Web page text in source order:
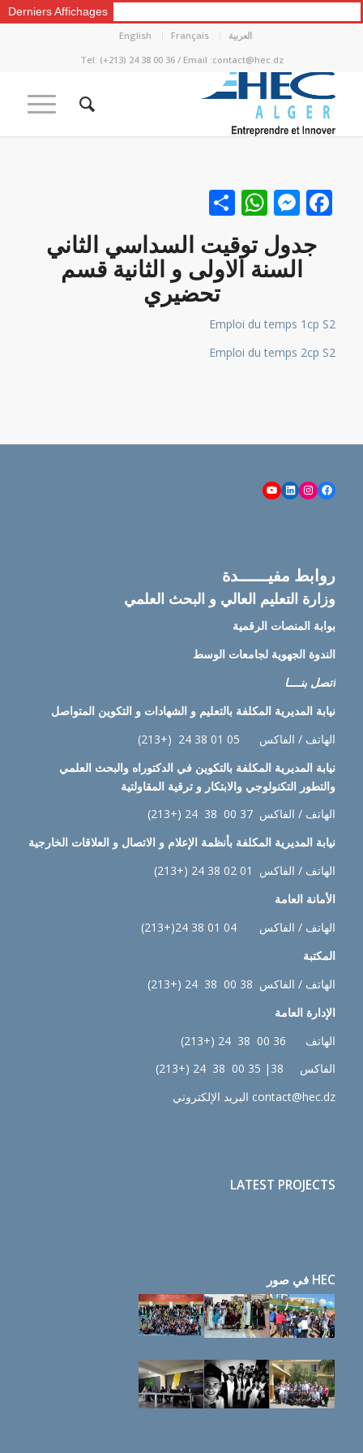
Derniers Affichages
العربية Français
English
Tel: (+213) 24 38 00 36 / Email :contact@hec.dz
Facebook
Messenger
WhatsApp
نشر
جدول توقيت السداسي الثاني
السنة الاولى و الثانية قسم
تحضيري
Emploi du temps 1cp S2
Emploi du temps 2cp S2
Facebook
Instagram
LinkedIn
YouTube
روابط مفيــــــدة
وزارة التعليم العالي و البحث العلمي
بوابة المنصات الرقمية
الندوة الجهوية لجامعات الوسط
اتصل بنــــا
نيابة المديرية المكلفة بالتعليم و الشهادات و التكوين المتواصل
الهاتف / الفاكس 05 01 38 24 (+213)
نيابة المديرية المكلفة بالتكوين في الدكتوراه والبحث العلمي
والتطور التكنولوجي والابتكار و ترقية المقاولتية
الهاتف / الفاكس 37 00 38 24 (+213)
نيابة المديرية المكلفة بأنظمة الإعلام و الاتصال و العلاقات الخارجية
الهاتف / الفاكس 01 02 38 24 (+213)
الأمانة العامة
الهاتف / الفاكس 04 01 38 24(+213)
المكتبة
الهاتف / الفاكس 38 00 38 24 (+213)
الإدارة العامة
الهاتف 36 00 38 24 (+213)
الفاكس 38| 35 00 38 24 (+213)
contact@hec.dz البريد الإلكتروني
LATEST PROJECTS
HEC في صور